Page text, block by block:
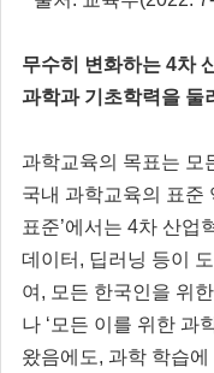
무수히 변화하는 4차
과학과 기초학력을 둘
과학교육의 목표는 모
국내 과학교육의 표준
표준’에서는 4차 산업
데이터, 딥러닝 등이
여, 모든 한국인을 위
나 ‘모든 이를 위한 과
왔음에도, 과학 학습